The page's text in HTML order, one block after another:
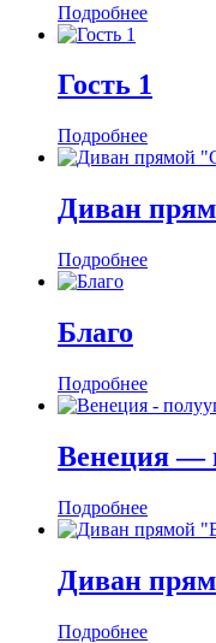
Подробнее
Гость 1
Подробнее
Диван
Подробнее
Благо
Подробнее
Венеция —
Подробнее
Диван
Подробнее